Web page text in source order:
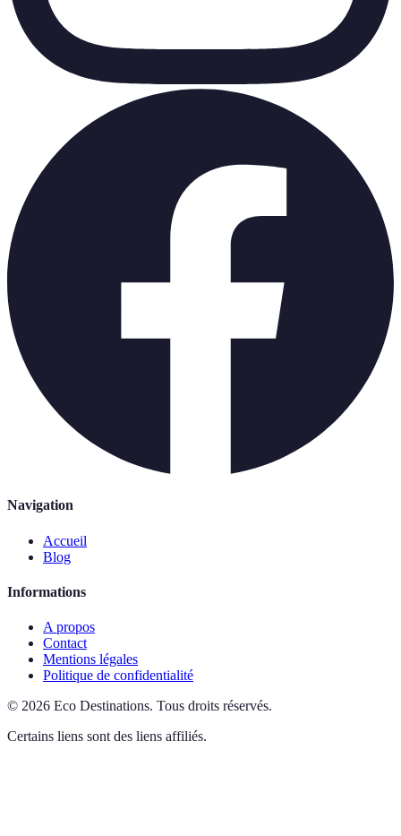
Navigation
Accueil
Blog
Informations
A propos
Contact
Mentions légales
Politique de confidentialité
© 2026 Eco Destinations. Tous droits réservés.
Certains liens sont des liens affiliés.